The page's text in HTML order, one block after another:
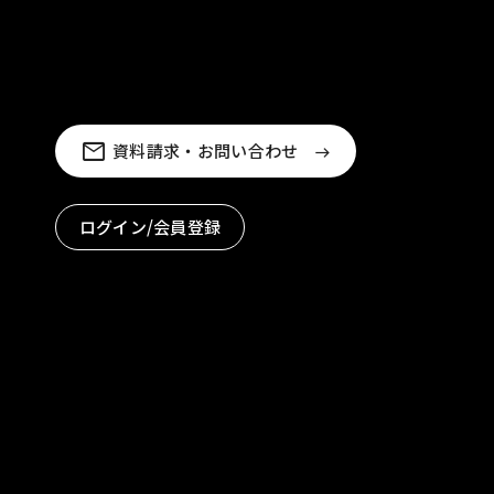
資料請求・お問い合わせ
ログイン/会員登録